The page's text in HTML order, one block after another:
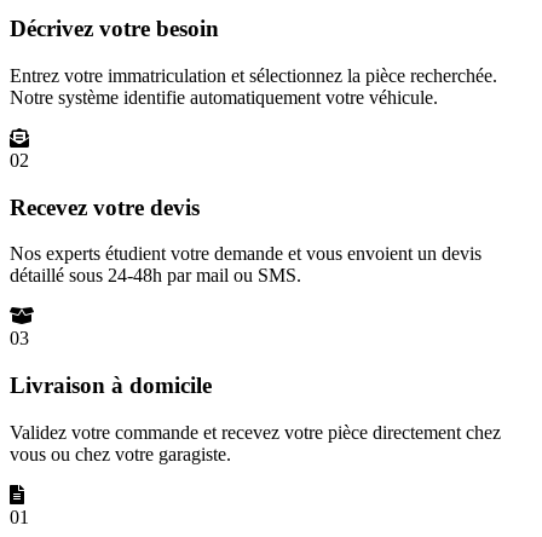
Décrivez votre besoin
Entrez votre immatriculation et sélectionnez la pièce recherchée.
Notre système identifie automatiquement votre véhicule.
02
Recevez votre devis
Nos experts étudient votre demande et vous envoient un devis
détaillé sous 24-48h par mail ou SMS.
03
Livraison à domicile
Validez votre commande et recevez votre pièce directement chez
vous ou chez votre garagiste.
01